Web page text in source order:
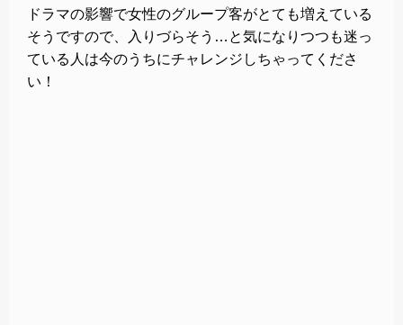
ドラマの影響で女性のグループ客がとても増えている
そうですので、入りづらそう…と気になりつつも迷っ
ている人は今のうちにチャレンジしちゃってくださ
い！